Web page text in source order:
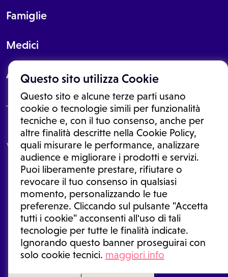
Questo sito utilizza Cookie
Questo sito e alcune terze parti usano
cookie o tecnologie simili per funzionalità
tecniche e, con il tuo consenso, anche per
altre finalità descritte nella Cookie Policy,
quali misurare le performance, analizzare
audience e migliorare i prodotti e servizi.
Puoi liberamente prestare, rifiutare o
revocare il tuo consenso in qualsiasi
momento, personalizzando le tue
preferenze. Cliccando sul pulsante "Accetta
tutti i cookie" acconsenti all'uso di tali
tecnologie per tutte le finalità indicate.
Ignorando questo banner proseguirai con
solo cookie tecnici. maggiori info
Famiglie
Medici
About
Le informazioni proposte in questo sito non sono un consulto medico.
In nessun caso, queste informazioni sostituiscono un consulto, una
visita o una diagnosi formulata dal medico. Non si devono considerare
le informazioni disponibili come suggerimenti per la formulazione di
una diagnosi, la determinazione di un trattamento o l'assunzione o
sospensione di un farmaco senza prima consultare un medico di
medicina generale o uno specialista.
Condizioni di utilizzo|Privacy Policy |Gestione cookie
Ⓒ 2025 | Tutti i diritti riservati.